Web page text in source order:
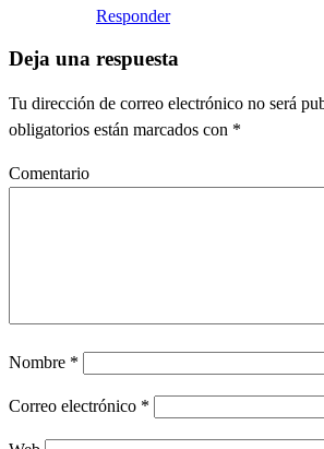
Responder
Deja una respuesta
Tu dirección de correo electrónico no será
obligatorios están marcados con *
Comentario
Nombre *
Correo electrónico *